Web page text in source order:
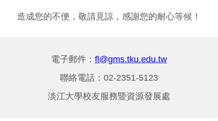
造成您的不便，敬請見諒，感謝您的耐心等候！
電子郵件： fl@gms.tku.edu.tw
聯絡電話：02-2351-5123
淡江大學校友服務暨資源發展處